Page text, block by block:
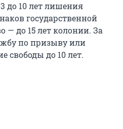
до 10 лет лишения
государственной
— до 15 лет колонии. За
по призыву или
свободы до 10 лет.